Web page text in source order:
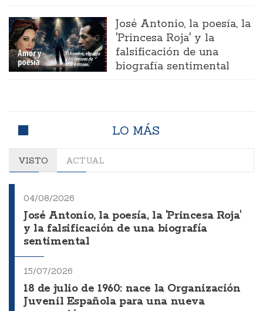
José Antonio, la poesía, la
'Princesa Roja' y la
falsificación de una
biografía sentimental
LO MÁS
VISTO ACTUAL
04/08/2026
José Antonio, la poesía, la 'Princesa Roja'
y la falsificación de una biografía
sentimental
15/07/2026
18 de julio de 1960: nace la Organización
Juvenil Española para una nueva